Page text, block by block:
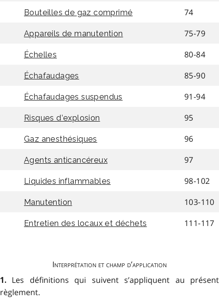
Bouteilles de gaz comprimé 74
Appareils de manutention 75-79
Échelles 80-84
Échafaudages 85-90
Échafaudages suspendus 91-94
Risques d’explosion 95
Gaz anesthésiques 96
Agents anticancéreux 97
Liquides inflammables 98-102
Manutention 103-110
Entretien des locaux et déchets 111-117
Interprétation et champ d’application
1. Les définitions qui suivent s’appliquent au présent
règlement.